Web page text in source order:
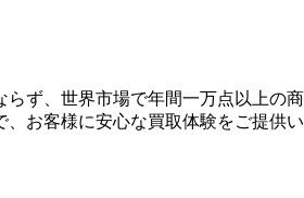
ず、世界市場で年間一万点以上の
お客様に安心な買取体験をご提供い